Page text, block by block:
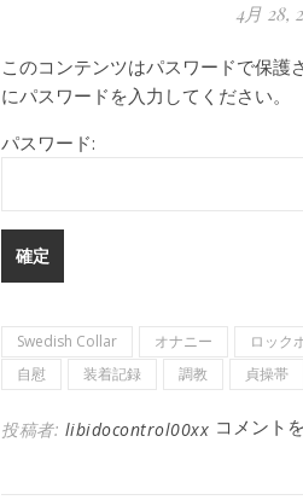
4月 28,
このコンテンツはパスワードで保護
にパスワードを入力してください。
パスワード:
Swedish Collar オナニー ロック
自慰
装着記録 調教 貞操帯
投稿者: libidocontrol00xx コメント